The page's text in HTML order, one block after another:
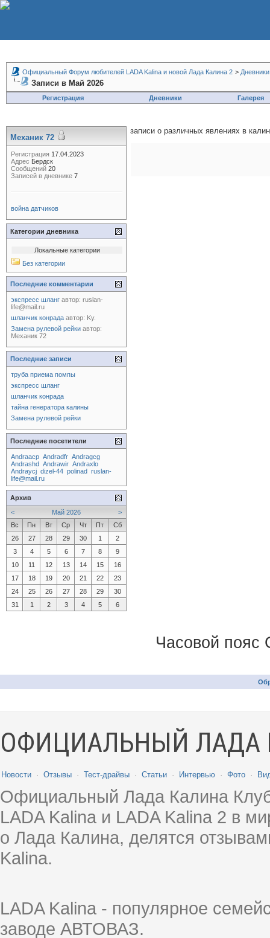
Официальный Форум любителей LADA Kalina и новой Лада Калина 2 > Дневники
Записи в Май 2026
Регистрация Дневники Галерея
записи о различных явлениях в
Механик 72
Регистрация 17.04.2023
Адрес Бердск
Сообщений 20
Записей в дневнике 7
война датчиков
Категории дневника
Локальные категории
Без категории
Последние комментарии
экспресс шланг автор: ruslan-
life@mail.ru
шланчик конрада автор: Ky.
Замена рулевой рейки автор:
Механик 72
Последние записи
труба приема помпы
экспресс шланг
шланчик конрада
тайна генератора калины
Замена рулевой рейки
Последние посетители
Andraacp Andradfr Andragcg
Andrashd Andrawir Andraxlo
Andraycj dizel-44 polinad ruslan-
life@mail.ru
Архив
<
>
Май 2026
Вс
Пн Вт Ср Чт Пт
Сб
26
27 28 29 30 1
2
3
4 5 6 7 8
9
10
11 12 13 14 15
16
17
18 19 20 21 22
23
24
25 26 27 28 29
30
31
1 2 3 4 5 6
Часовой пояс
ОФИЦИАЛЬНЫЙ ЛАДА
Новости · Отзывы · Тест-драйвы · Статьи · Интервью · Фото ·
Официальный Лада Калина
LADA Kalina и LADA Kalina 2 в
о Лада Калина, делятся
Kalina.
LADA Kalina - популярное
заводе АВТОВАЗ.